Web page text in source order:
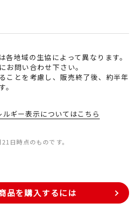
各地域の生協によって異なります。
お問い合わせ下さい。
ことを考慮し、販売終了後、約半年
。
ギー表示についてはこちら
日時点のものです。
品を購入するには